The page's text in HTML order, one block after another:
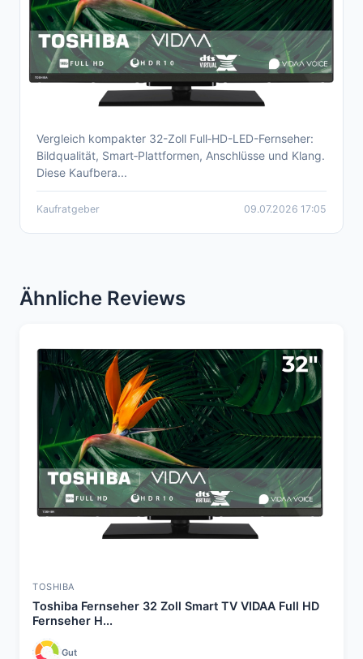
Günstiger 32-Zoll Full HD LED-Fernseher –
Kaufberatung 2026
Vergleich kompakter 32-Zoll Full‑HD-LED-Fernseher:
Bildqualität, Smart‑Plattformen, Anschlüsse und Klang.
Diese Kaufbera...
Kaufratgeber 09.07.2026 17:05
Ähnliche Reviews
TOSHIBA
Toshiba Fernseher 32 Zoll Smart TV VIDAA Full HD
Fernseher H...
Gut